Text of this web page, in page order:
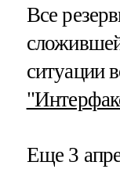
Все
ситуации
Еще 3